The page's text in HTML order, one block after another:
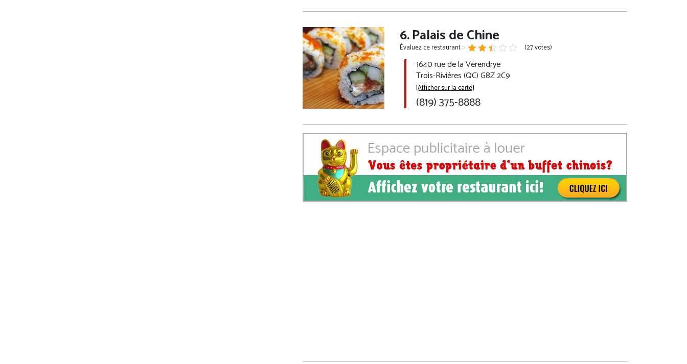
Palais de Chine
Évaluez ce restaurant : (27 votes)
1640 rue de la Vérendrye
Trois-Rivières (QC) G8Z 2C9
[Afficher sur la carte]
(819) 375-8888
Ce site est à vendre!
Faites une offre dès maintenant!